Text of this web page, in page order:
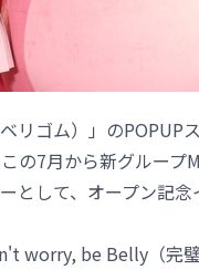
リゴム）」のPOPUP
の7月から新グループ
として、オープン記念
worry, be Belly（完